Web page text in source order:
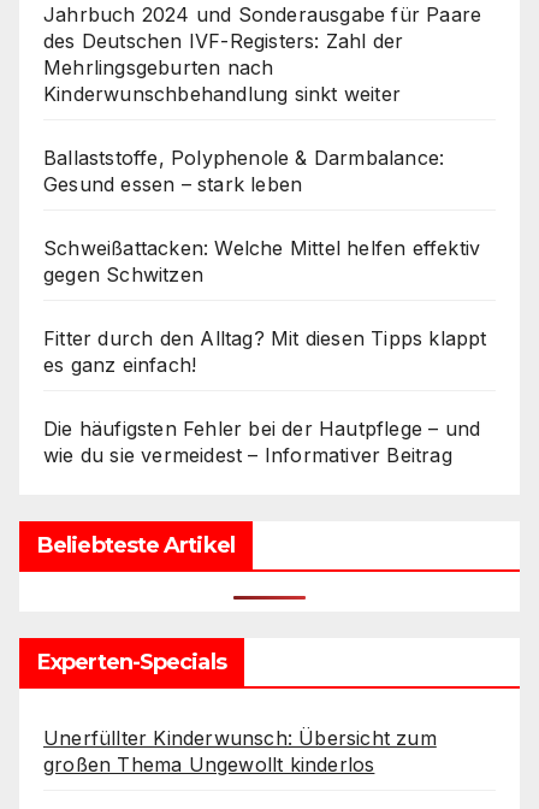
Jahrbuch 2024 und Sonderausgabe für Paare
des Deutschen IVF-Registers: Zahl der
Mehrlingsgeburten nach
Kinderwunschbehandlung sinkt weiter
Ballaststoffe, Polyphenole & Darmbalance:
Gesund essen – stark leben
Schweißattacken: Welche Mittel helfen effektiv
gegen Schwitzen
Fitter durch den Alltag? Mit diesen Tipps klappt
es ganz einfach!
Die häufigsten Fehler bei der Hautpflege – und
wie du sie vermeidest – Informativer Beitrag
Beliebteste Artikel
Experten-Specials
Unerfüllter Kinderwunsch: Übersicht zum
großen Thema Ungewollt kinderlos